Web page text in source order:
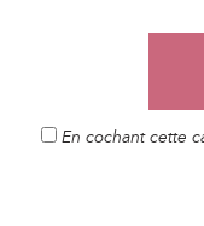
En cochant cette